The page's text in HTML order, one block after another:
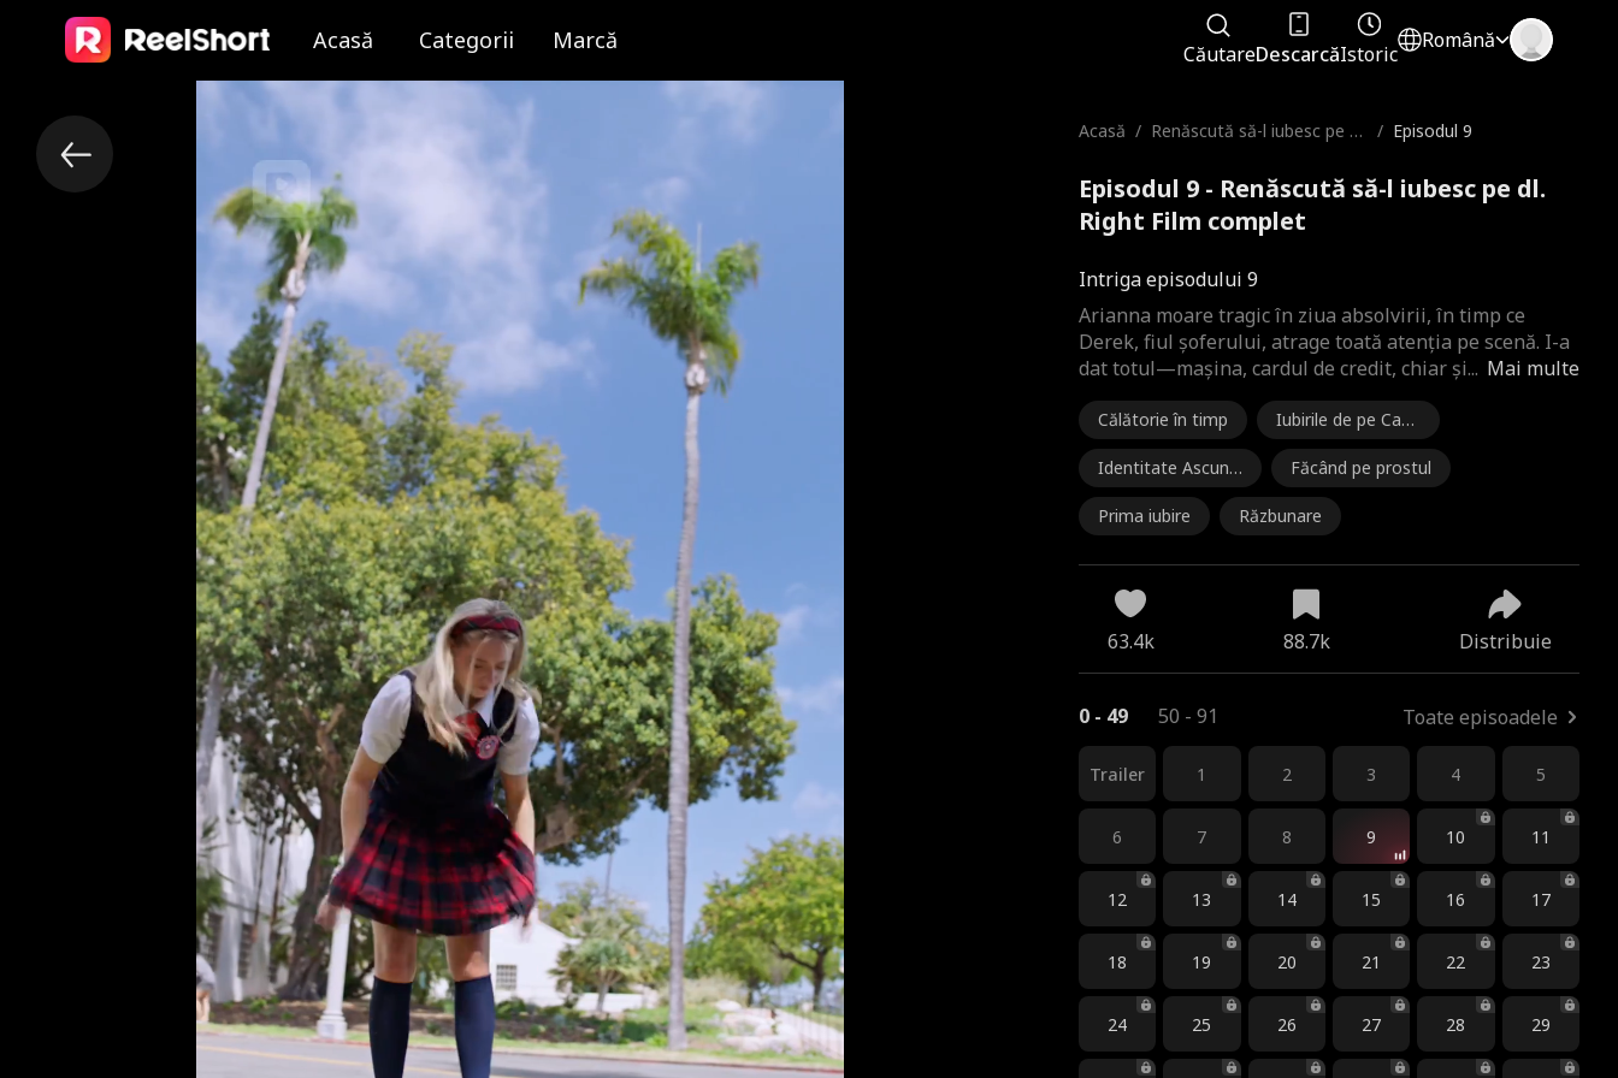
Acasă Categorii Marcă CăutareDescarcăIstoric
Română
Acasă / Renăscută să-l iubesc pe dl.
/ Episodul 9
Episodul 9 - Renăscută să-l iubesc pe dl.
Right Film complet
Intriga episodului 9
Mai multe
Arianna moare tragic în ziua absolvirii, în timp ce
Derek, fiul șoferului, atrage toată atenția pe scenă. I-a
dat totul—mașina, cardul de credit, chiar și...
Călătorie în timp
Iubirile de pe Cam
pus
Identitate Ascuns
ă
Făcând pe prostul
Prima iubire Răzbunare
63.4k 88.7k Distribuie
0 - 49 50 - 91 Toate episoadele
Trailer 1 2 3 4 5
6 7 8 9 10 11
12 13 14 15 16 17
18 19 20 21 22 23
24 25 26 27 28 29